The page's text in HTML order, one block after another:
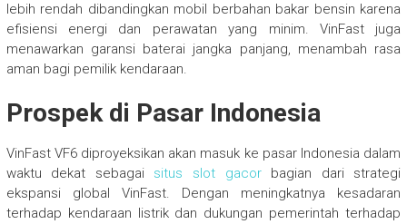
lebih rendah dibandingkan mobil berbahan bakar bensin karena
efisiensi energi dan perawatan yang minim. VinFast juga
menawarkan garansi baterai jangka panjang, menambah rasa
aman bagi pemilik kendaraan.
Prospek di Pasar Indonesia
VinFast VF6 diproyeksikan akan masuk ke pasar Indonesia dalam
waktu dekat sebagai situs slot gacorbagian dari strategi
ekspansi global VinFast. Dengan meningkatnya kesadaran
terhadap kendaraan listrik dan dukungan pemerintah terhadap